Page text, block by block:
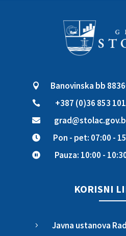
 Banovinska bb
 +387 (0)36 853 101

 Pon - pet: 07:00 -
 Pauza: 10:00 -
KORISNI
5 Javna ustanova